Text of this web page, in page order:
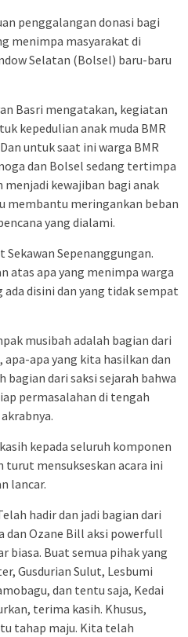
penggalangan donasi bagi
menimpa masyarakat di
Selatan (Bolsel) baru-baru
Basri mengatakan, kegiatan
kepedulian anak muda BMR
untuk saat ini warga BMR
dan Bolsel sedang tertimpa
menjadi kewajiban bagi anak
membantu meringankan beban
yang dialami.
Sepenanggungan.
atas apa yang menimpa warga
disini dan yang tidak sempat
musibah adalah bagian dari
apa-apa yang kita hasilkan dan
dari saksi sejarah bahwa
permasalahan di tengah
kepada seluruh komponen
mensukseskan acara ini
lancar.
hadir dan jadi bagian dari
dan Ozane Bill aksi powerfull
biasa. Buat semua pihak yang
Gusdurian Sulut, Lesbumi
dan tentu saja, Kedai
terima kasih. Khusus,
tahap maju. Kita telah